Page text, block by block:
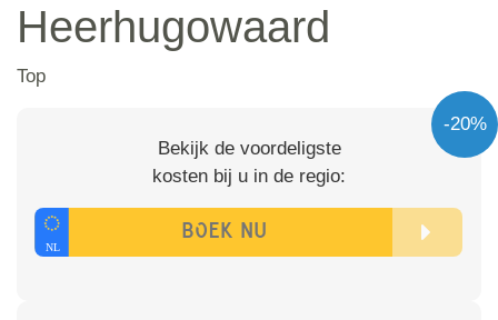
Heerhugowaard
Top
-20%
Bekijk de voordeligste
kosten bij u in de regio: